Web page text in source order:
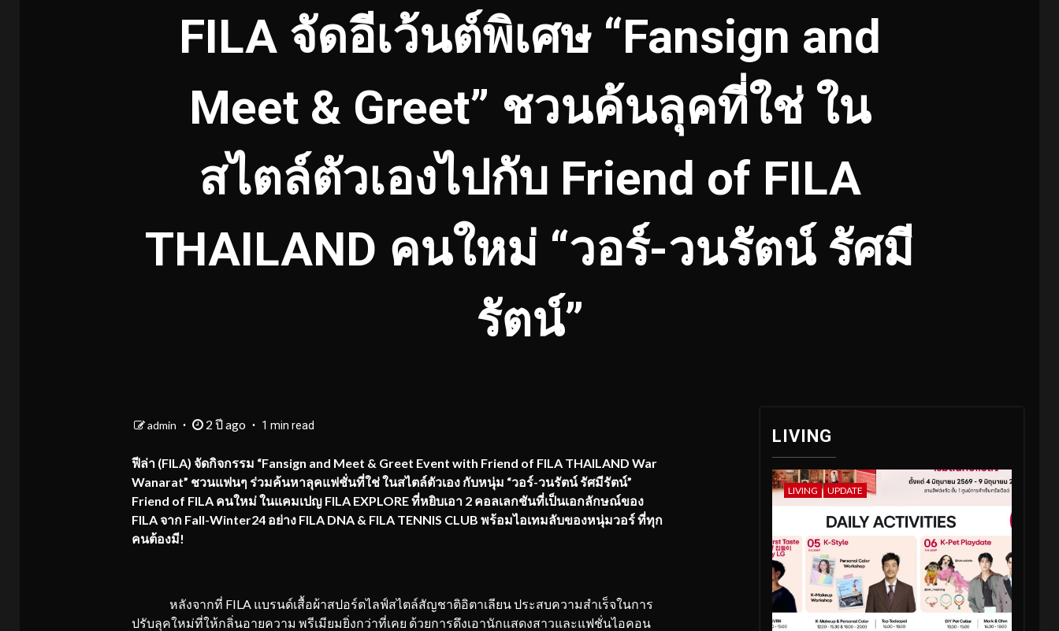
FILA จัดอีเว้นต์พิเศษ “Fansign and
Meet & Greet” ชวนค้นลุคที่ใช่ ใน
สไตล์ตัวเองไปกับ Friend of FILA
THAILAND คนใหม่ “วอร์-วนรัตน์ รัศมี
รัตน์”
admin 2 ปี ago 1 min read
ฟีล่า (FILA) จัดกิจกรรม “Fansign and Meet & Greet Event with Friend of FILA THAILAND War
Wanarat” ชวนแฟนๆ ร่วมค้นหาลุคแฟชั่นที่ใช่ ในสไตล์ตัวเอง กับหนุ่ม “วอร์-วนรัตน์ รัศมีรัตน์”
Friend of FILA คนใหม่ ในแคมเปญ FILA EXPLORE ที่หยิบเอา 2 คอลเลกชันที่เป็นเอกลักษณ์ของ
FILA จาก Fall-Winter24 อย่าง FILA DNA & FILA TENNIS CLUB พร้อมไอเทมลับของหนุ่มวอร์ ที่ทุก
คนต้องมี!
หลังจากที่ FILA แบรนด์เสื้อผ้าสปอร์ตไลฟ์สไตล์สัญชาติอิตาเลียน ประสบความสำเร็จในการ
ปรับลุคใหม่ที่ให้กลิ่นอายความ พรีเมียมยิ่งกว่าที่เคย ด้วยการดึงเอานักแสดงสาวและแฟชั่นไอคอน
LIVING
LIVING UPDATE